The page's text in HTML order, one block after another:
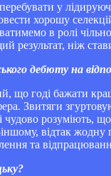
у
хорошу
в ролі
результат, ніж
дебюту на
що годі бажати
Звитяги
розуміють,
відтак
та